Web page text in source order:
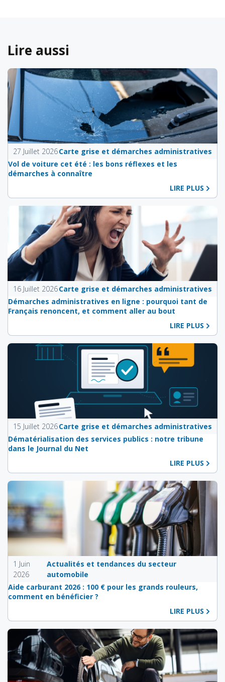
Lire aussi
27 Juillet 2026Carte grise et démarches administratives
Vol de voiture cet été : les bons réflexes et les
démarches à connaître
LIRE PLUS
16 Juillet 2026Carte grise et démarches administratives
Démarches administratives en ligne : pourquoi tant de
Français renoncent, et comment aller au bout
LIRE PLUS
15 Juillet 2026Carte grise et démarches administratives
Dématérialisation des services publics : notre tribune
dans le Journal du Net
LIRE PLUS
1 Juin
2026
Actualités et tendances du secteur
automobile
Aide carburant 2026 : 100 € pour les grands rouleurs,
comment en bénéficier ?
LIRE PLUS